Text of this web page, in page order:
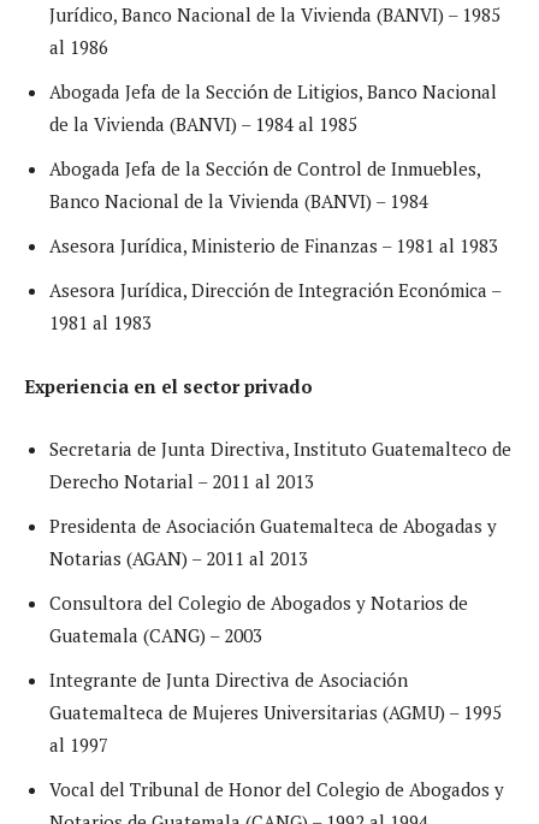
Jurídico, Banco Nacional de la Vivienda (BANVI) – 1985
al 1986
Abogada Jefa de la Sección de Litigios, Banco Nacional
de la Vivienda (BANVI) – 1984 al 1985
Abogada Jefa de la Sección de Control de Inmuebles,
Banco Nacional de la Vivienda (BANVI) – 1984
Asesora Jurídica, Ministerio de Finanzas – 1981 al 1983
Asesora Jurídica, Dirección de Integración Económica –
1981 al 1983
Experiencia en el sector privado
Secretaria de Junta Directiva, Instituto Guatemalteco de
Derecho Notarial – 2011 al 2013
Presidenta de Asociación Guatemalteca de Abogadas y
Notarias (AGAN) – 2011 al 2013
Consultora del Colegio de Abogados y Notarios de
Guatemala (CANG) – 2003
Integrante de Junta Directiva de Asociación
Guatemalteca de Mujeres Universitarias (AGMU) – 1995
al 1997
Vocal del Tribunal de Honor del Colegio de Abogados y